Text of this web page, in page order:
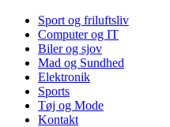
Sport og friluftsliv
Computer og IT
Biler og sjov
Mad og Sundhed
Elektronik
Sports
Tøj og Mode
Kontakt